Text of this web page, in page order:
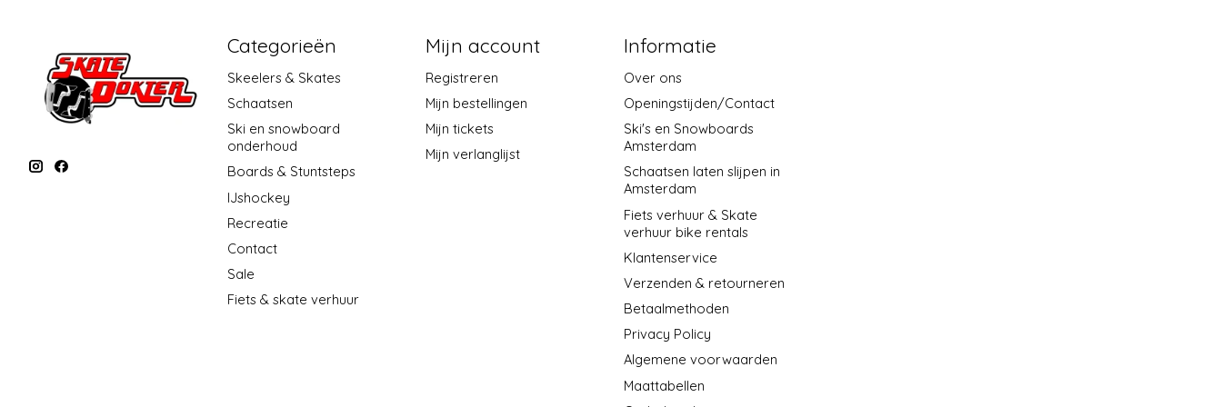
Categorieën
Skeelers & Skates
Schaatsen
Ski en snowboard
onderhoud
Boards & Stuntsteps
IJshockey
Recreatie
Contact
Sale
Fiets & skate verhuur
Mijn account
Registreren
Mijn bestellingen
Mijn tickets
Mijn verlanglijst
Informatie
Over ons
Openingstijden/Contact
Ski's en Snowboards
Amsterdam
Schaatsen laten slijpen in
Amsterdam
Fiets verhuur & Skate
verhuur bike rentals
Klantenservice
Verzenden & retourneren
Betaalmethoden
Privacy Policy
Algemene voorwaarden
Maattabellen